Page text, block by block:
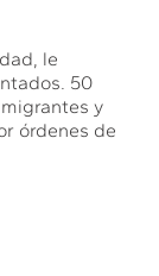
le
50
y
órdenes de